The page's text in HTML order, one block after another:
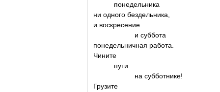
понедельника
ни одного бездельника,
и воскресение
и суббота
понедельничная работа.
Чините
пути
на субботнике!
Грузите